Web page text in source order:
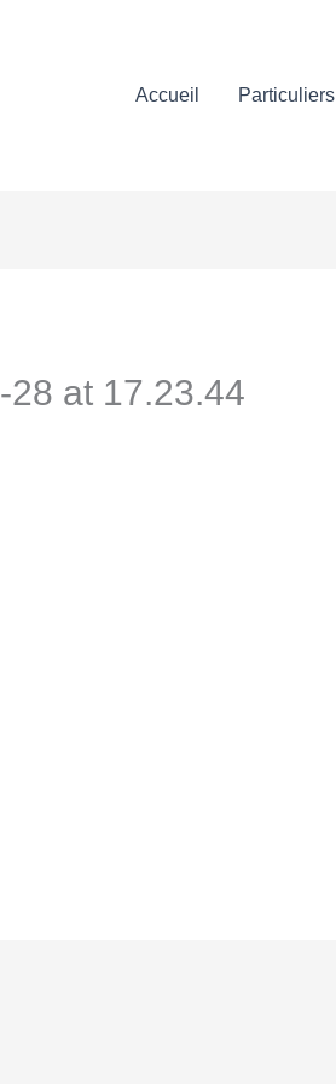
Accueil
Particuliers
at 17.23.44